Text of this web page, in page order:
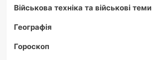
Військова техніка та військові теми
Географія
Гороскоп